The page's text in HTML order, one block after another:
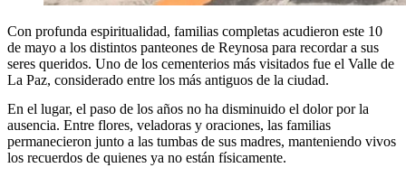
Con profunda espiritualidad, familias completas acudieron este 10
de mayo a los distintos panteones de Reynosa para recordar a sus
seres queridos. Uno de los cementerios más visitados fue el Valle de
La Paz, considerado entre los más antiguos de la ciudad.
En el lugar, el paso de los años no ha disminuido el dolor por la
ausencia. Entre flores, veladoras y oraciones, las familias
permanecieron junto a las tumbas de sus madres, manteniendo vivos
los recuerdos de quienes ya no están físicamente.